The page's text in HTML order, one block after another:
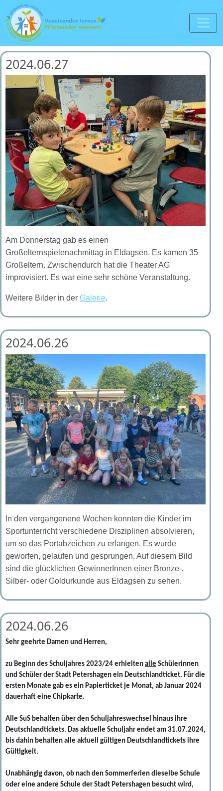
2024.06.27
Am Donnerstag gab es einen
Großelternspielenachmittag in Eldagsen. Es kamen 35
Großeltern. Zwischendurch hat die Theater AG
improvisiert. Es war eine sehr schöne Veranstaltung.
Weitere Bilder in der Galerie.
2024.06.26
In den vergangenene Wochen konnten die Kinder im
Sportunterricht verschiedene Disziplinen absolvieren,
um so das Portabzeichen zu erlangen. Es wurde
geworfen, gelaufen und gesprungen. Auf diesem Bild
sind die glücklichen GewinnerInnen einer Bronze-,
Silber- oder Goldurkunde aus Eldagsen zu sehen.
2024.06.26
Sehr geehrte Damen und Herren,
zu Beginn des Schuljahres 2023/24 erhielten alle Schülerinnen
und Schüler der Stadt Petershagen ein Deutschlandticket. Für die
ersten Monate gab es ein Papierticket je Monat, ab Januar 2024
dauerhaft eine Chipkarte.
Alle SuS behalten über den Schuljahreswechsel hinaus ihre
Deutschlandtickets. Das aktuelle Schuljahr endet am 31.07.2024,
bis dahin behalten alle aktuell gültigen Deutschlandtickets ihre
Gültigkeit.
Unabhängig davon, ob nach den Sommerferien dieselbe Schule
oder eine andere Schule der Stadt Petershagen besucht wird,